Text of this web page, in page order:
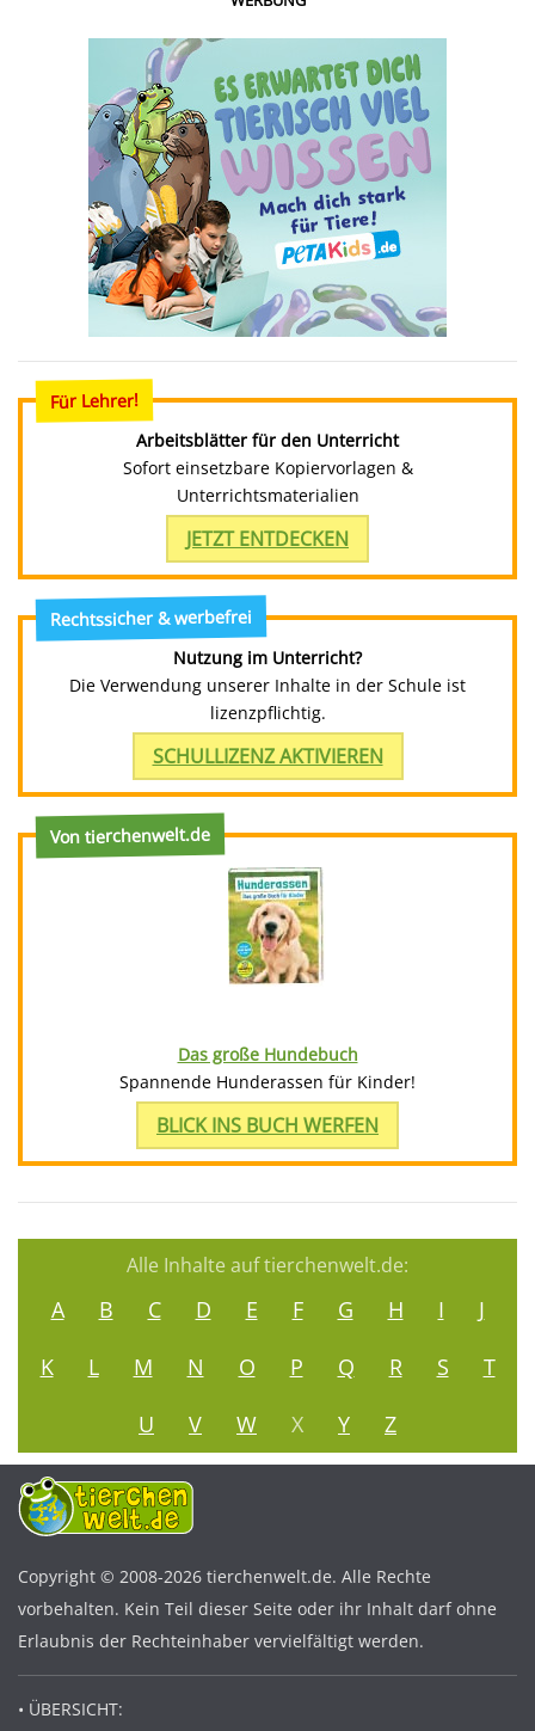
Für Lehrer!
Arbeitsblätter für den Unterricht
Sofort einsetzbare Kopiervorlagen &
Unterrichtsmaterialien
JETZT ENTDECKEN
Rechtssicher & werbefrei
Nutzung im Unterricht?
Die Verwendung unserer Inhalte in der Schule ist
lizenzpflichtig.
SCHULLIZENZ AKTIVIEREN
Von tierchenwelt.de
Das große Hundebuch
Spannende Hunderassen für Kinder!
BLICK INS BUCH WERFEN
Alle Inhalte auf tierchenwelt.de:
A B C D E F G H I
J
K
L M N O P Q R S
T
U
V W X Y Z
Copyright © 2008-2026 tierchenwelt.de. Alle Rechte
vorbehalten. Kein Teil dieser Seite oder ihr Inhalt darf ohne
Erlaubnis der Rechteinhaber vervielfältigt werden.
• ÜBERSICHT: